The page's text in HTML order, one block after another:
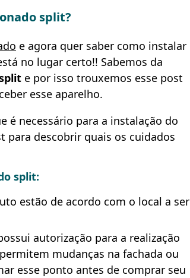
split?
e agora quer saber como instalar
no lugar certo!! Sabemos da
e por isso trouxemos esse post
esse aparelho.
é necessário para a instalação do
para descobrir quais os cuidados
split:
estão de acordo com o local a ser
autorização para a realização
mudanças na fachada ou
esse ponto antes de comprar seu